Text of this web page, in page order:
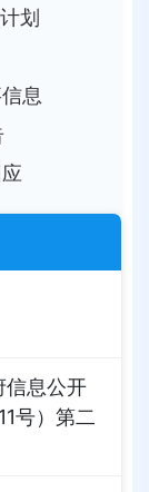
划
息
信息公开
号）第二